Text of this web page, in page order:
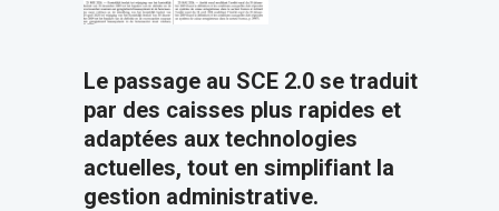
Le passage au SCE 2.0 se traduit
par des caisses plus rapides et
adaptées aux technologies
actuelles, tout en simplifiant la
gestion administrative.